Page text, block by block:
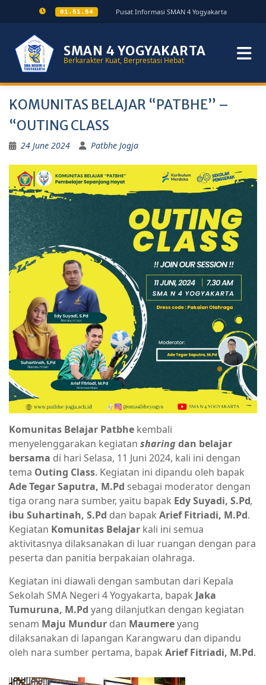
01.51.55 Pusat Informasi SMAN 4 Yogyakarta
SMAN 4 YOGYAKARTA
Berkarakter Kuat, Berprestasi Hebat
KOMUNITAS BELAJAR “PATBHE” –
“OUTING CLASS
24 June 2024 Patbhe Jogja
Komunitas Belajar Patbhe kembali
menyelenggarakan kegiatan sharing dan belajar
bersama di hari Selasa, 11 Juni 2024, kali ini dengan
tema Outing Class. Kegiatan ini dipandu oleh bapak
Ade Tegar Saputra, M.Pd sebagai moderator dengan
tiga orang nara sumber, yaitu bapak Edy Suyadi, S.Pd,
ibu Suhartinah, S.Pd dan bapak Arief Fitriadi, M.Pd.
Kegiatan Komunitas Belajar kali ini semua
aktivitasnya dilaksanakan di luar ruangan dengan para
peserta dan panitia berpakaian olahraga.
Kegiatan ini diawali dengan sambutan dari Kepala
Sekolah SMA Negeri 4 Yogyakarta, bapak Jaka
Tumuruna, M.Pd yang dilanjutkan dengan kegiatan
senam Maju Mundur dan Maumereyang
dilaksanakan di lapangan Karangwaru dan dipandu
oleh nara sumber pertama, bapak Arief Fitriadi, M.Pd.